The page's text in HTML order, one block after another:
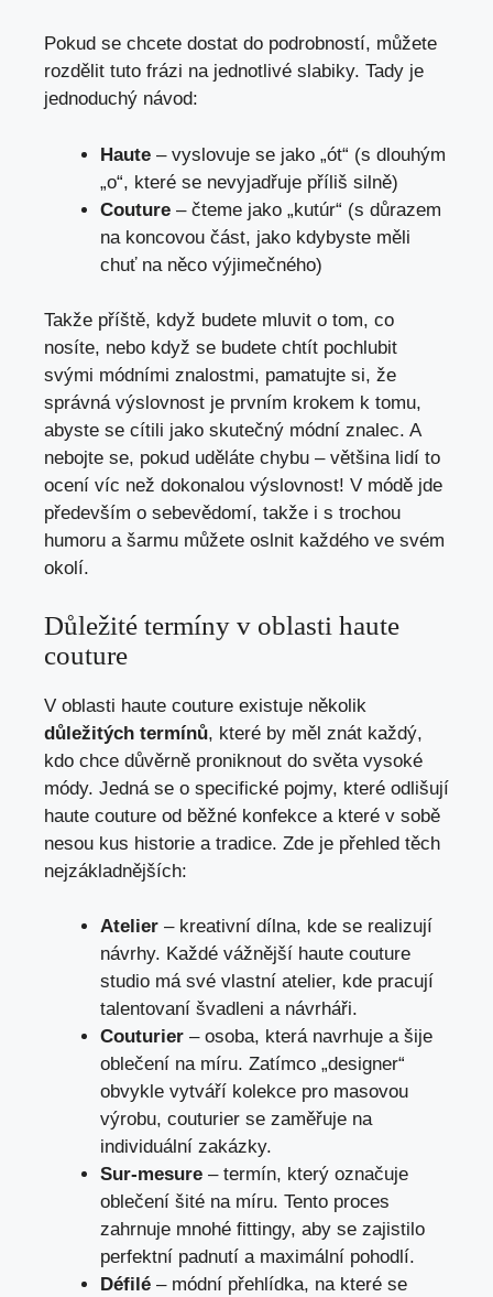
Pokud se chcete dostat do podrobností, můžete
rozdělit tuto frázi na jednotlivé slabiky. Tady je
jednoduchý návod:
Haute – vyslovuje se jako „ót“ (s dlouhým
„o“, které se nevyjadřuje příliš silně)
Couture – čteme jako „kutúr“ (s důrazem
na koncovou část, jako kdybyste měli
chuť na něco výjimečného)
Takže příště, když budete mluvit o tom, co
nosíte, nebo když se budete chtít pochlubit
svými módními znalostmi, pamatujte si, že
správná výslovnost je prvním krokem k tomu,
abyste se cítili jako skutečný módní znalec. A
nebojte se, pokud uděláte chybu – většina lidí to
ocení víc než dokonalou výslovnost! V módě jde
především o sebevědomí, takže i s trochou
humoru a šarmu můžete oslnit každého ve svém
okolí.
Důležité termíny v oblasti haute
couture
V oblasti haute couture existuje několik
důležitých termínů, které by měl znát každý,
kdo chce důvěrně proniknout do světa vysoké
módy. Jedná se o specifické pojmy, které odlišují
haute couture od běžné konfekce a které v sobě
nesou kus historie a tradice. Zde je přehled těch
nejzákladnějších:
Atelier – kreativní dílna, kde se realizují
návrhy. Každé vážnější haute couture
studio má své vlastní atelier, kde pracují
talentovaní švadleni a návrháři.
Couturier – osoba, která navrhuje a šije
oblečení na míru. Zatímco „designer“
obvykle vytváří kolekce pro masovou
výrobu, couturier se zaměřuje na
individuální zakázky.
Sur-mesure – termín, který označuje
oblečení šité na míru. Tento proces
zahrnuje mnohé fittingy, aby se zajistilo
perfektní padnutí a maximální pohodlí.
Défilé – módní přehlídka, na které se